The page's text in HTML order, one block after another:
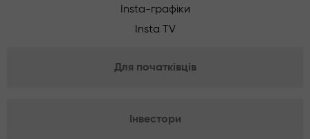
Insta-графіки
Insta TV
Для початківців
Інвестори